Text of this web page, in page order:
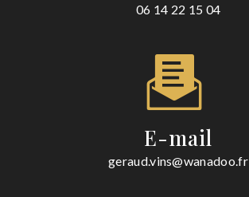
06 14 22 15 04
E-mail
geraud.vins@wanadoo.fr